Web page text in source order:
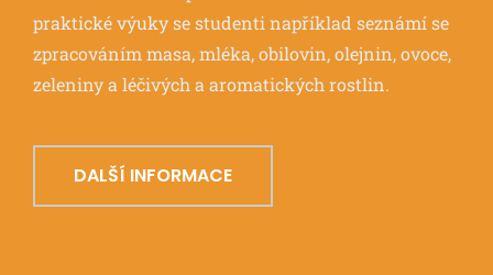
praktické výuky se studenti například seznámí se
zpracováním masa, mléka, obilovin, olejnin, ovoce,
zeleniny a léčivých a aromatických rostlin.
DALŠÍ INFORMACE